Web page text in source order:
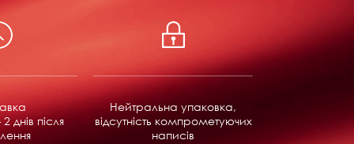
днів після
Нейтральна упаковка,
відсутність компрометуючих
написів